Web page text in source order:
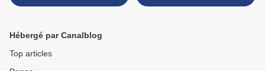
Hébergé par Canalblog
Top articles